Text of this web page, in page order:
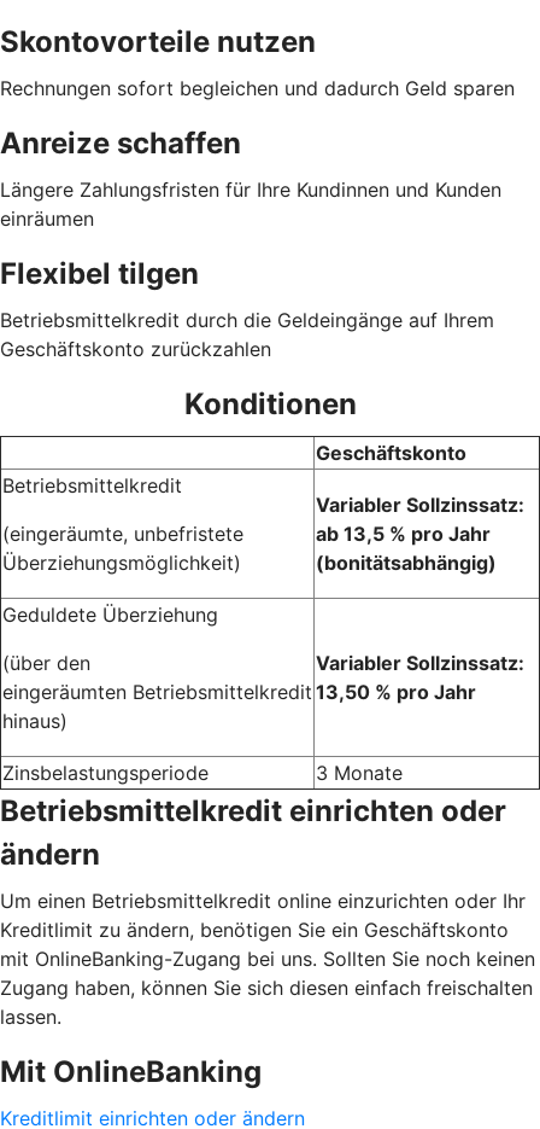
Skontovorteile nutzen
Rechnungen sofort begleichen und dadurch Geld sparen
Anreize schaffen
Längere Zahlungsfristen für Ihre Kundinnen und Kunden
einräumen
Flexibel tilgen
Betriebsmittelkredit durch die Geldeingänge auf Ihrem
Geschäftskonto zurückzahlen
Konditionen
Geschäftskonto
Betriebsmittelkredit
(eingeräumte, unbefristete
Überziehungsmöglichkeit)
Variabler Sollzinssatz:
ab 13,5 % pro Jahr
(bonitätsabhängig)
Geduldete Überziehung
(über den
eingeräumten Betriebsmittelkredit
hinaus)
Variabler Sollzinssatz:
13,50 % pro Jahr
Zinsbelastungsperiode 3 Monate
Betriebsmittelkredit einrichten oder
ändern
Um einen Betriebsmittelkredit online einzurichten oder Ihr
Kreditlimit zu ändern, benötigen Sie ein Geschäftskonto
mit OnlineBanking-Zugang bei uns. Sollten Sie noch keinen
Zugang haben, können Sie sich diesen einfach freischalten
lassen.
Mit OnlineBanking
Kreditlimit einrichten oder ändern